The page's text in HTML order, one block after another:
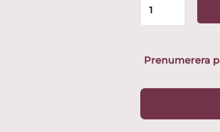
Taika
Kaffe
40
Prenumerera